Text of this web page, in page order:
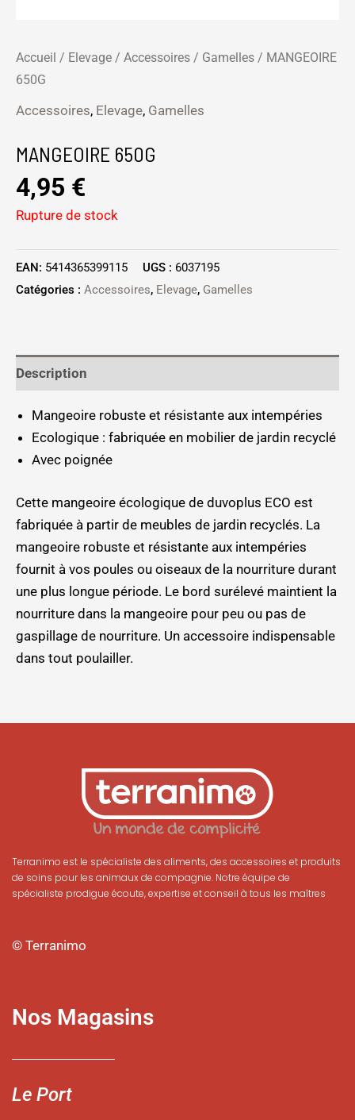
Accueil / Elevage / Accessoires / Gamelles / MANGEOIRE
650G
Accessoires, Elevage, Gamelles
MANGEOIRE 650G
4,95 €
Rupture de stock
EAN: 5414365399115 UGS : 6037195
Catégories : Accessoires, Elevage, Gamelles
Description
Mangeoire robuste et résistante aux intempéries
Ecologique : fabriquée en mobilier de jardin recyclé
Avec poignée
Cette mangeoire écologique de duvoplus ECO est
fabriquée à partir de meubles de jardin recyclés. La
mangeoire robuste et résistante aux intempéries
fournit à vos poules ou oiseaux de la nourriture durant
une plus longue période. Le bord surélevé maintient la
nourriture dans la mangeoire pour peu ou pas de
gaspillage de nourriture. Un accessoire indispensable
dans tout poulailler.
Terranimo est le spécialiste des aliments, des accessoires et produits
de soins pour les animaux de compagnie. Notre équipe de
spécialiste prodigue écoute, expertise et conseil à tous les maîtres
© Terranimo
Nos Magasins
Le Port